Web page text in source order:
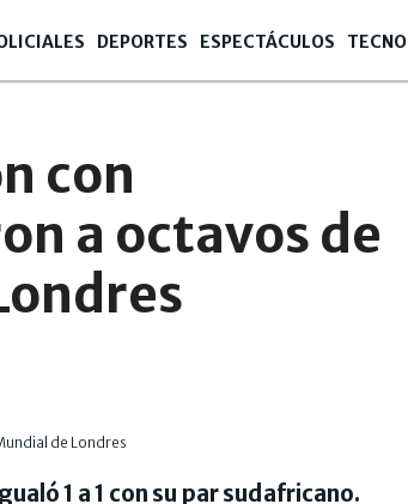
DEPORTES ESPECTÁCULOS TECNO
con
a octavos de
1 a 1 con su par sudafricano.